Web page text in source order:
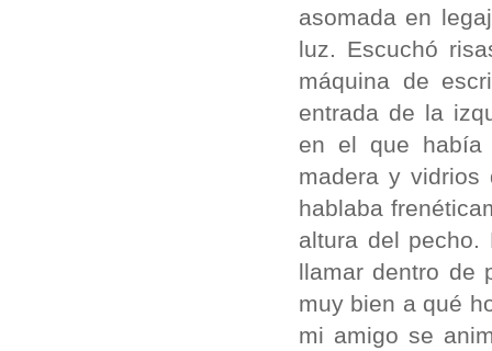
asomada en
luz. Escuchó
máquina de
entrada de la
en el que había
madera y vidrios
hablaba
altura del
llamar dentro de
muy bien a qué
mi amigo se